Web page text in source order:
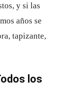
y si las
años se
tapizante,
los